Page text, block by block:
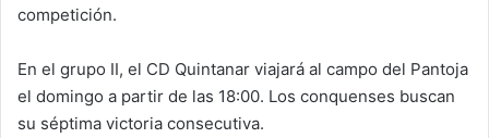
competición.
En el grupo II, el CD Quintanar viajará al campo del Pantoja
el domingo a partir de las 18:00. Los conquenses buscan
su séptima victoria consecutiva.